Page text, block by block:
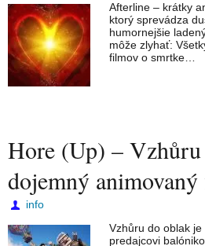
Afterline – krátky
ktorý sprevádza
humornejšie
môže zlyhať:
filmov o smrtke…
Hore (Up) –
dojemný
info
Vzhůru do oblak
predajcovi